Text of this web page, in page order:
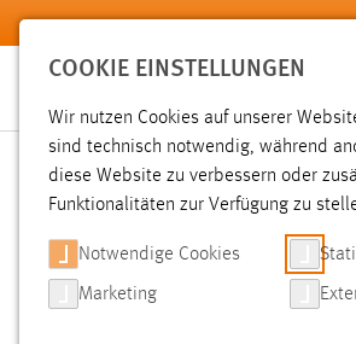
Zum Hauptinhalt springen
Sie sind hier:
Hochschule Aktuelles Pressemeldungen
STUDIENTAG
COOKIE EINSTELLUNGEN
Wir nutzen Cookies auf unserer
sind technisch notwendig, während
diese Website zu verbessern oder
Funktionalitäten zur Verfügung zu
Notwendige Cookies
Marketing